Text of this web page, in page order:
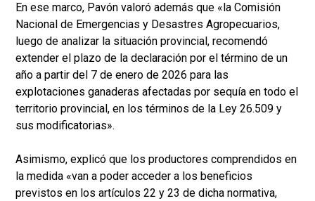
En ese marco, Pavón valoró además que «la Comisión
Nacional de Emergencias y Desastres Agropecuarios,
luego de analizar la situación provincial, recomendó
extender el plazo de la declaración por el término de un
año a partir del 7 de enero de 2026 para las
explotaciones ganaderas afectadas por sequía en todo el
territorio provincial, en los términos de la Ley 26.509 y
sus modificatorias».
Asimismo, explicó que los productores comprendidos en
la medida «van a poder acceder a los beneficios
previstos en los artículos 22 y 23 de dicha normativa,